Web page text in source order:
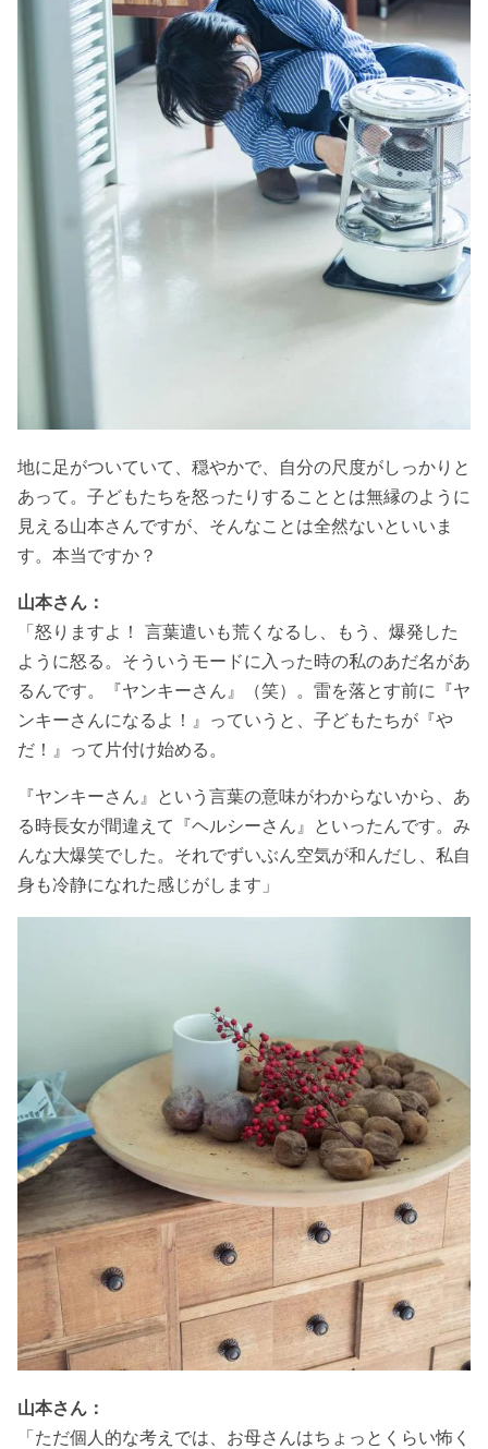
地に足がついていて、穏やかで、自分の尺度がしっかりと
あって。子どもたちを怒ったりすることとは無縁のように
見える山本さんですが、そんなことは全然ないといいま
す。本当ですか？
山本さん：
「怒りますよ！ 言葉遣いも荒くなるし、もう、爆発した
ように怒る。そういうモードに入った時の私のあだ名があ
るんです。『ヤンキーさん』（笑）。雷を落とす前に『ヤ
ンキーさんになるよ！』っていうと、子どもたちが『や
だ！』って片付け始める。
『ヤンキーさん』という言葉の意味がわからないから、あ
る時長女が間違えて『ヘルシーさん』といったんです。み
んな大爆笑でした。それでずいぶん空気が和んだし、私自
身も冷静になれた感じがします」
山本さん：
「ただ個人的な考えでは、お母さんはちょっとくらい怖く